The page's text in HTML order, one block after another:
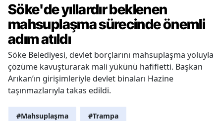
Söke'de yıllardır beklenen
mahsuplaşma sürecinde önemli
adım atıldı
Söke Belediyesi, devlet borçlarını mahsuplaşma yoluyla
çözüme kavuşturarak mali yükünü hafifletti. Başkan
Arıkan’ın girişimleriyle devlet binaları Hazine
taşınmazlarıyla takas edildi.
#Mahsuplaşma #Trampa